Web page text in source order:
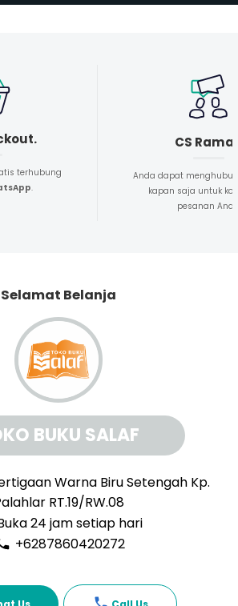
terhubung
.
CS
Anda dapat
kapan saja untuk
pesanan
Selamat Belanja
BUKU SALAF
Warna Biru Setengah Kp.
RT.19/RW.08
24 jam setiap hari
+6287860420272